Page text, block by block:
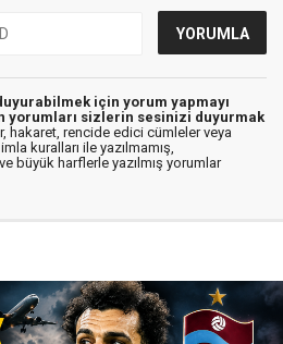
için yorum yapmayı
yorumları sizlerin sesinizi duyurmak
hakaret, rencide edici cümleler veya
kuralları ile yazılmamış,
büyük harflerle yazılmış yorumlar